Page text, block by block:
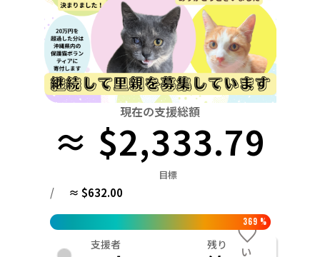
九州・沖縄
富山 石川 福井 山梨 長野
滋賀 京都 大阪 兵庫 奈良
島根 岡山 広島 山口
九州・沖縄
現在の支援総額
≈ $2,333.79
目標
/ ≈ $632.00
369 %
支援者 残り
い